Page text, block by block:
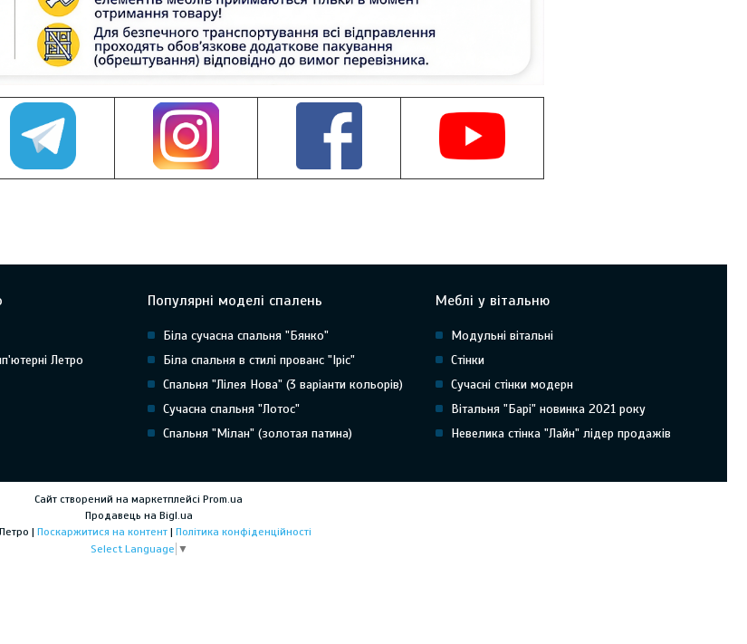
Летро
Популярні моделі спалень
Біла сучасна спальня "Бянко"
Біла спальня в стилі прованс "Іріс"
Спальня "Лілея Нова" (3 варіанти кольорів)
Сучасна спальня "Лотос"
Спальня "Мілан" (золотая патина)
Меблі у вітальню
Модульні вітальні
Стінки
Сучасні стінки модерн
Вітальня "Барі" новинка 2021 року
Невелика стінка "Лайн" лідер продажів
Сайт створений на маркетплейсі Prom.ua
Продавець на Bigl.ua
Меблі Летро | Поскаржитися на контент | Політика конфіденційності
Select Language ▼